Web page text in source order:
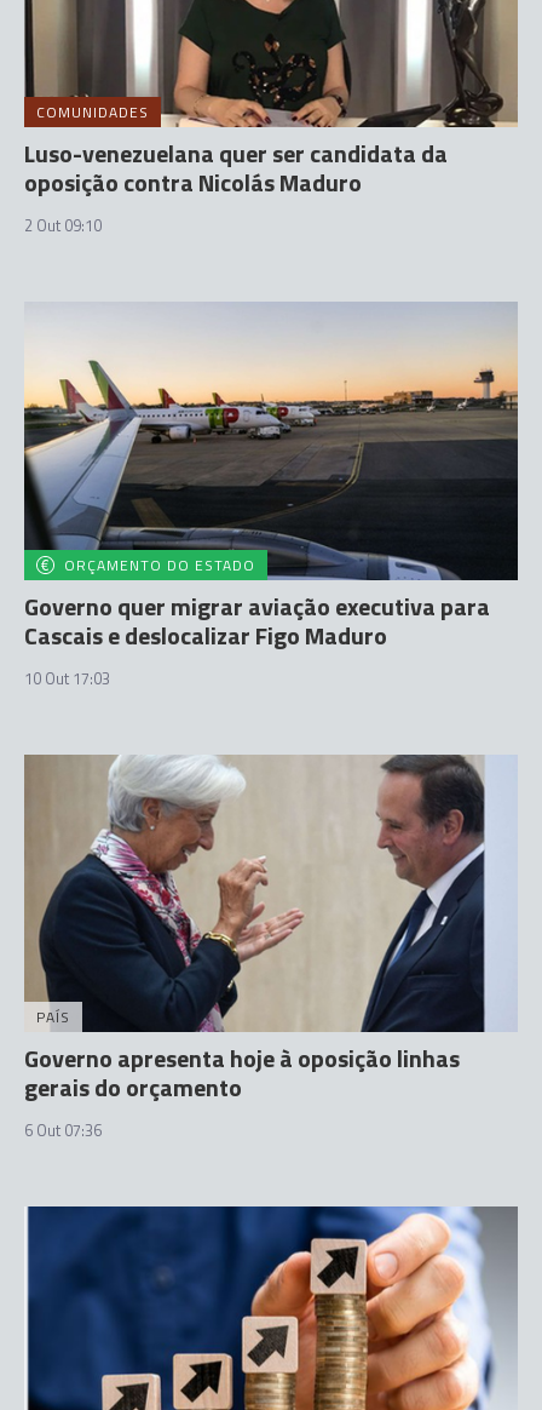
COMUNIDADES
Luso-venezuelana quer ser candidata da
oposição contra Nicolás Maduro
2 Out 09:10
ORÇAMENTO DO ESTADO
Governo quer migrar aviação executiva para
Cascais e deslocalizar Figo Maduro
10 Out 17:03
PAÍS
Governo apresenta hoje à oposição linhas
gerais do orçamento
6 Out 07:36